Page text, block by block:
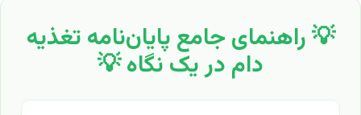
💡 راهنمای جامع پایان‌نامه تغذیه
دام در یک نگاه 💡